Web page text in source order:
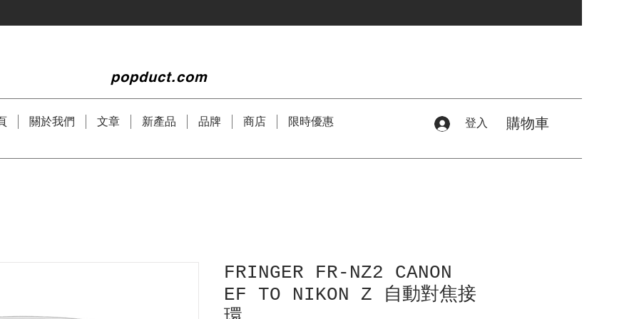
popduct.com
關於我們 文章 新產品 品牌 商店 限時優惠 登入 購物車
FRINGER FR-NZ2 CANON
EF TO NIKON Z 自動對焦接